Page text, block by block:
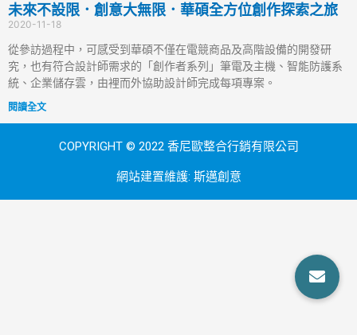
未來不設限．創意大無限．華碩全方位創作探索之旅
2020-11-18
從參訪過程中，可感受到華碩不僅在電競商品及高階設備的開發研
究，也有符合設計師需求的「創作者系列」筆電及主機、智能防護系
統、企業儲存雲，由裡而外協助設計師完成每項專案。
閱讀全文
COPYRIGHT © 2022 香尼歐整合行銷有限公司
網站建置維護: 斯邁創意